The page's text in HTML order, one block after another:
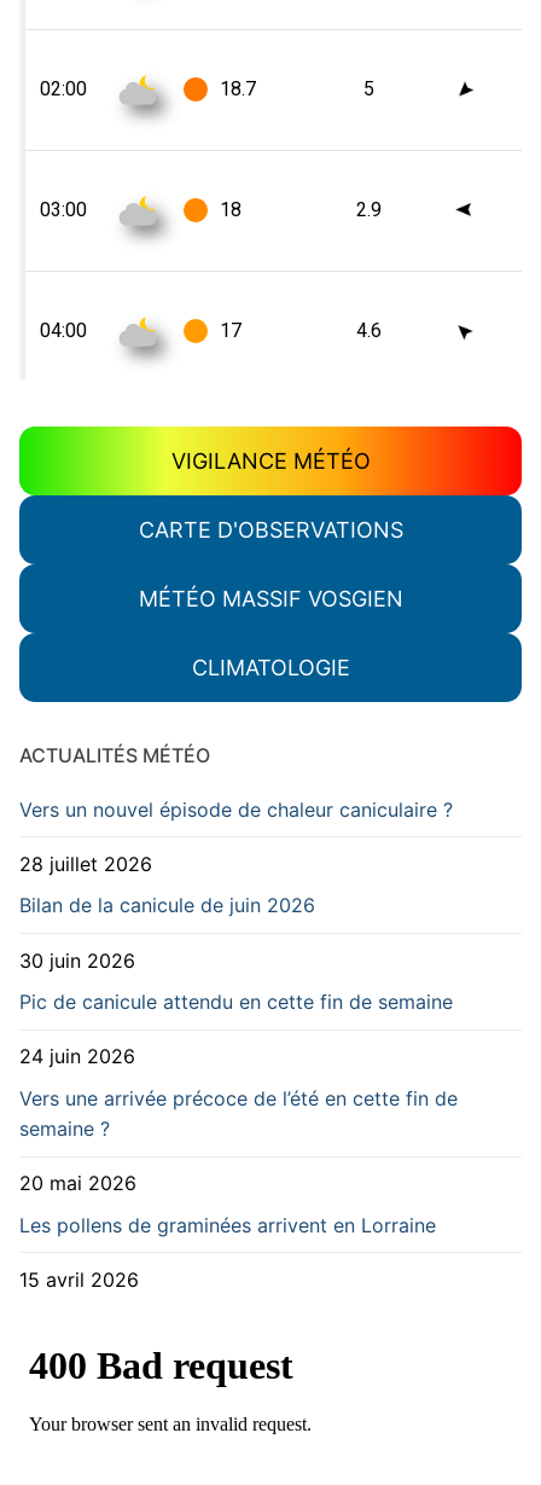
VIGILANCE MÉTÉO
CARTE D'OBSERVATIONS
MÉTÉO MASSIF VOSGIEN
CLIMATOLOGIE
ACTUALITÉS MÉTÉO
Vers un nouvel épisode de chaleur caniculaire ?
28 juillet 2026
Bilan de la canicule de juin 2026
30 juin 2026
Pic de canicule attendu en cette fin de semaine
24 juin 2026
Vers une arrivée précoce de l’été en cette fin de
semaine ?
20 mai 2026
Les pollens de graminées arrivent en Lorraine
15 avril 2026